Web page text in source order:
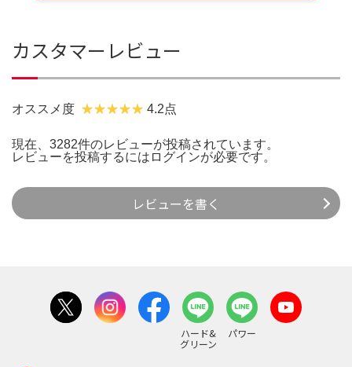
カスタマーレビュー
オススメ度 4.2点
現在、3282件のレビューが投稿されています。
レビューを投稿するには ログインが必要です。
レビューを書く
ハード&
グリーン
パワー